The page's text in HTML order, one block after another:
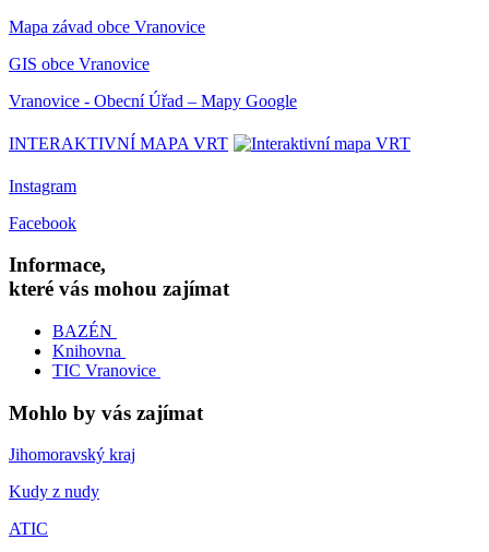
Mapa závad obce Vranovice
GIS obce Vranovice
Vranovice - Obecní Úřad – Mapy Google
INTERAKTIVNÍ MAPA VRT
Instagram
Facebook
Informace,
které vás mohou zajímat
BAZÉN
Knihovna
TIC Vranovice
Mohlo by vás zajímat
Jihomoravský kraj
Kudy z nudy
ATIC